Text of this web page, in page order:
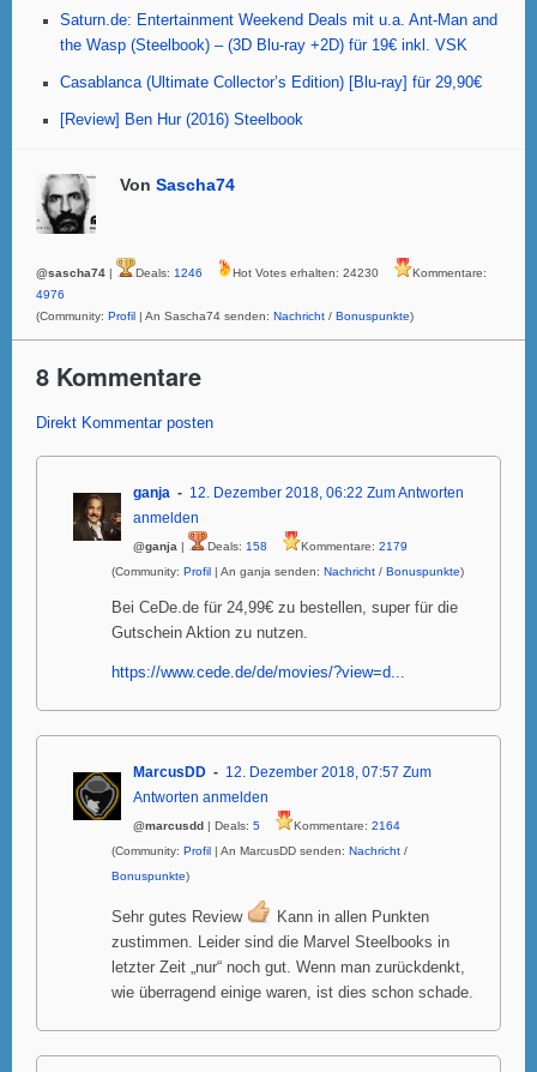
Saturn.de: Entertainment Weekend Deals mit u.a. Ant-Man and
the Wasp (Steelbook) – (3D Blu-ray +2D) für 19€ inkl. VSK
Casablanca (Ultimate Collector’s Edition) [Blu-ray] für 29,90€
[Review] Ben Hur (2016) Steelbook
Von Sascha74
@sascha74 | Deals: 1246 Hot Votes erhalten: 24230
Kommentare:
4976
(Community: Profil | An Sascha74 senden: Nachricht / Bonuspunkte)
8 Kommentare
Direkt Kommentar posten
ganja 12. Dezember 2018, 06:22 Zum Antworten
anmelden
@ganja | Deals: 158 Kommentare: 2179
(Community: Profil | An ganja senden: Nachricht / Bonuspunkte)
Bei CeDe.de für 24,99€ zu bestellen, super für die
Gutschein Aktion zu nutzen.
https://www.cede.de/de/movies/?view=d...
MarcusDD 12. Dezember 2018, 07:57 Zum
Antworten anmelden
@marcusdd | Deals: 5 Kommentare: 2164
(Community: Profil | An MarcusDD senden: Nachricht /
Bonuspunkte)
Sehr gutes Review
Kann in allen Punkten
zustimmen. Leider sind die Marvel Steelbooks in
letzter Zeit „nur“ noch gut. Wenn man zurückdenkt,
wie überragend einige waren, ist dies schon schade.